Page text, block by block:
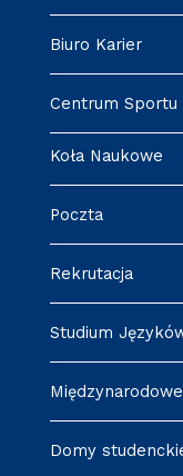
Biuro Karier
Centrum Sportu
Koła Naukowe
Poczta
Rekrutacja
Studium
Domy